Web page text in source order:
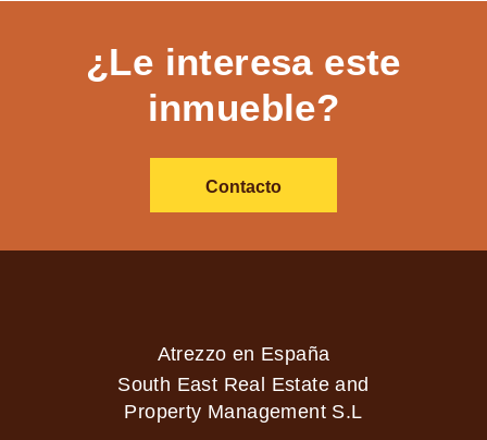
¿Le interesa este
inmueble?
Contacto
Atrezzo en España
South East Real Estate and
Property Management S.L